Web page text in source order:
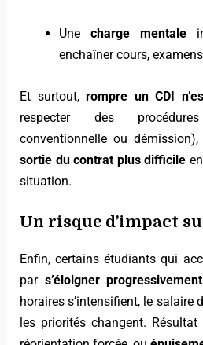
Une charge mentale
enchaîner cours,
Et surtout,rompre un CDI
respecter des
conventionnelle ou
sortie du contrat plus difficile
situation.
Un risque d’impact
Enfin, certains étudiants qui
par s’éloigner
horaires s’intensifient, le salaire
les priorités changent.